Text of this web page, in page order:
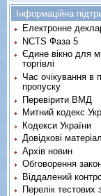
Інформаційна
Електронне
NCTS Фаза 5
Єдине вікно для
торгівлі
Час очікування в
пропуску
Перевірити ВМД
Митний кодекс
Кодекси України
Довідкові
Архів новин
Обговорення
Віддалений
Перелік тестових